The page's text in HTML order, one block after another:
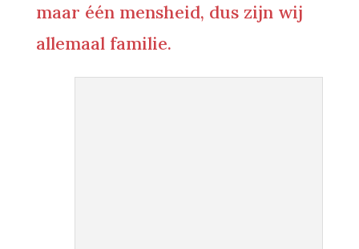
maar één mensheid, dus zijn wij
allemaal familie.